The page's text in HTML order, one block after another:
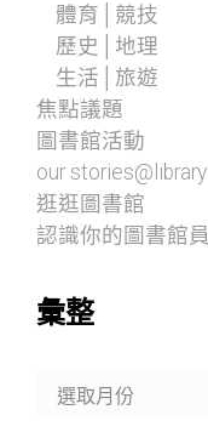
體育│競技
歷史│地理
生活│旅遊
焦點議題
圖書館活動
our stories@library
逛逛圖書館
認識你的圖書館員
彙整